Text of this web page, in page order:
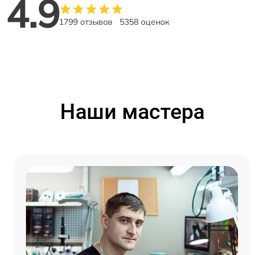
4.91799 отзывов 5358 оценок
Наши мастера